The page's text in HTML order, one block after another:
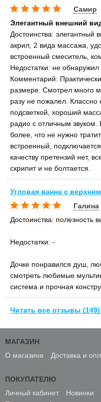
Самир
Элегантный внешний
Достоинства:
акрил, 2 вида массажа,
встроенный смеситель,
Недостатки: не обнаружил
Комментарий:
размере. Смотрел много
разу не пожалел. Классно
подсветкой, хороший
радио с отличным
более, что не нужно
встроенный,
качеству претензий нет,
скрипит и не болтается.
Угловая ванна с
Галина
Достоинства: полезность
Недостатки: -
Дочке понравился душ,
смотреть любимые
система и прочная
Читать все отзывы (149)
МАГАЗИН
О магазине
Доставка и
ПОКУПАТЕЛЮ
Личный кабинет
Новинки